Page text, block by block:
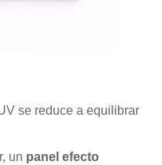
se reduce a equilibrar
un panel efecto